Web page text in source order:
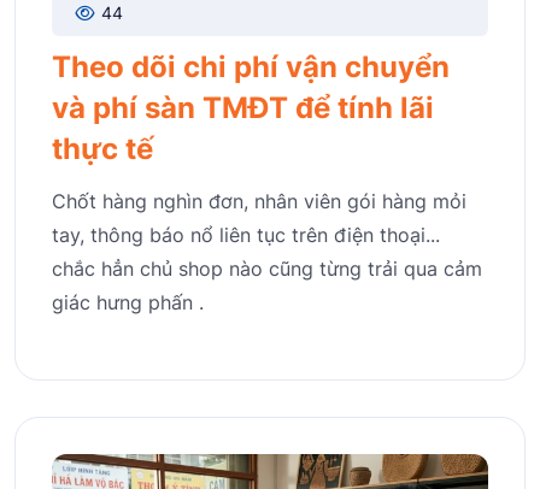
44
Theo dõi chi phí vận chuyển
và phí sàn TMĐT để tính lãi
thực tế
Chốt hàng nghìn đơn, nhân viên gói hàng mỏi
tay, thông báo nổ liên tục trên điện thoại...
chắc hẳn chủ shop nào cũng từng trải qua cảm
giác hưng phấn .